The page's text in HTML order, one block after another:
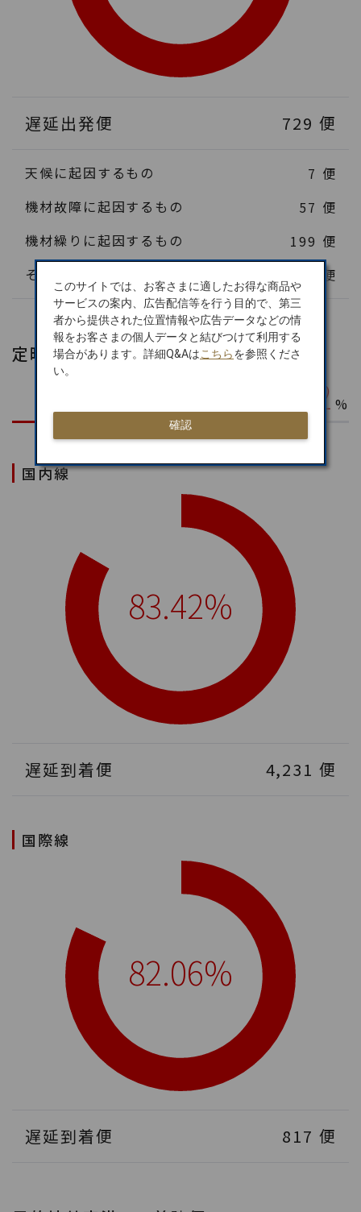
遅延出発便 729 便
天候に起因するもの 7 便
機材故障に起因するもの
57 便
機材繰りに起因するもの
199 便
その他に起因するもの
便
定時到着率
83.22 %
国内線
83.42%
遅延到着便 4,231 便
国際線
82.06%
遅延到着便 817 便
このサイトでは、お客さまに適したお得な商品や
サービスの案内、広告配信等を行う目的で、第三
者から提供された位置情報や広告データなどの情
報をお客さまの個人データと結びつけて利用する
場合があります。詳細Q&Aはこちらを参照くださ
い。
確認